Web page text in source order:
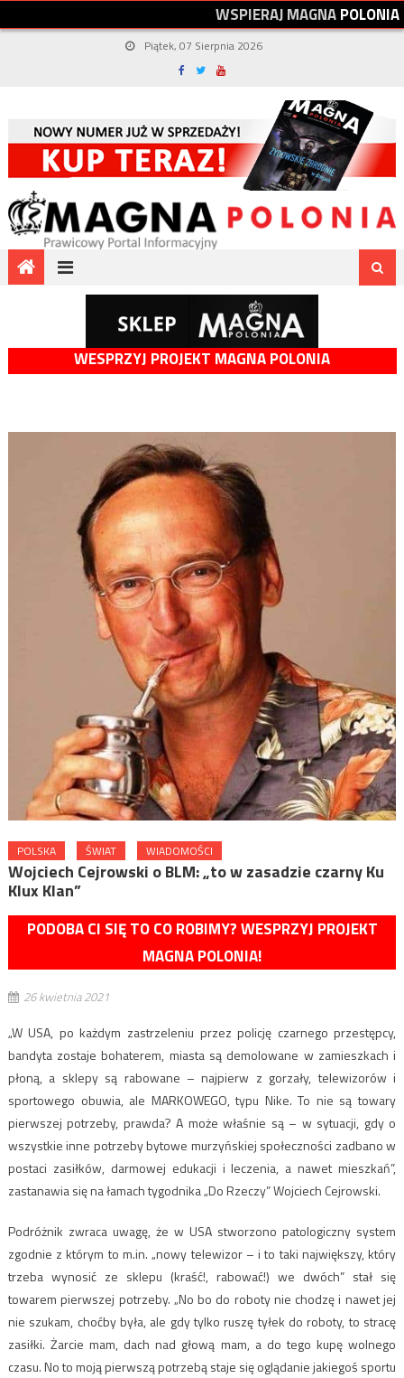
WSPIERAJMAGNAPOLONIA
Piątek, 07 Sierpnia 2026
WESPRZYJ PROJEKT MAGNA POLONIA
POLSKA ŚWIAT WIADOMOŚCI
Wojciech Cejrowski o BLM: „to w zasadzie czarny Ku
Klux Klan”
PODOBA CI SIĘ TO CO ROBIMY? WESPRZYJ PROJEKT
MAGNA POLONIA!
26 kwietnia 2021
„W USA, po każdym zastrzeleniu przez policję czarnego przestępcy,
bandyta zostaje bohaterem, miasta są demolowane w zamieszkach i
płoną, a sklepy są rabowane – najpierw z gorzały, telewizorów i
sportowego obuwia, ale MARKOWEGO, typu Nike. To nie są towary
pierwszej potrzeby, prawda? A może właśnie są – w sytuacji, gdy o
wszystkie inne potrzeby bytowe murzyńskiej społeczności zadbano w
postaci zasiłków, darmowej edukacji i leczenia, a nawet mieszkań”,
zastanawia się na łamach tygodnika „Do Rzeczy” Wojciech Cejrowski.
Podróżnik zwraca uwagę, że w USA stworzono patologiczny system
zgodnie z którym to m.in. „nowy telewizor – i to taki największy, który
trzeba wynosić ze sklepu (kraść!, rabować!) we dwóch” stał się
towarem pierwszej potrzeby. „No bo do roboty nie chodzę i nawet jej
nie szukam, choćby była, ale gdy tylko ruszę tyłek do roboty, to stracę
zasiłki. Żarcie mam, dach nad głową mam, a do tego kupę wolnego
czasu. No to moją pierwszą potrzebą staje się oglądanie jakiegoś sportu